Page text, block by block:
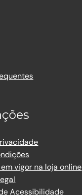
vigor na loja online
Acessibilidade